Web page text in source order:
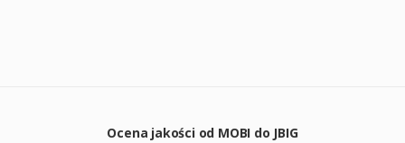
Ocena jakości od MOBI do JBIG